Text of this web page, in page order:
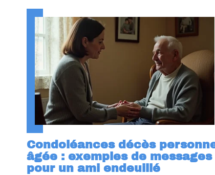
Condoléances décès
âgée : exemples de messages
pour un ami endeuillé